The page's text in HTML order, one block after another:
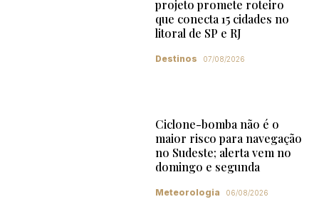
projeto promete roteiro
que conecta 15 cidades no
litoral de SP e RJ
Destinos 07/08/2026
Ciclone-bomba não é o
maior risco para navegação
no Sudeste; alerta vem no
domingo e segunda
Meteorologia 06/08/2026